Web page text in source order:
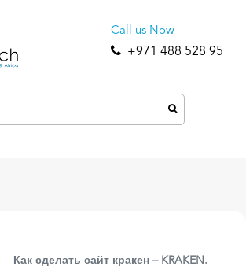
Call us Now
+971 488 528 95
Как сделать сайт кракен – KRAKEN.